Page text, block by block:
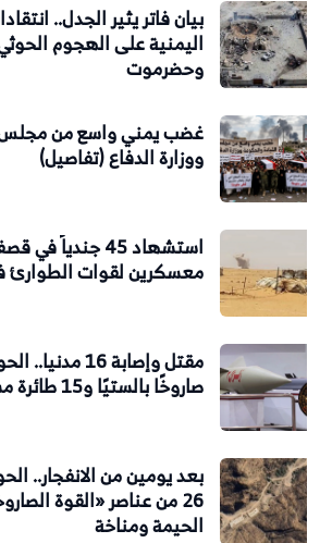
بيان فاتر يثير الجدل..
اليمنية على الهجوم
وحضرموت
غضب يمني واسع من مجلس
ووزارة الدفاع (تفاصيل)
استشهاد 45
معسكرين لقوات
صاروخًا بالستيًا و15 طائرة مسيرة على مأرب
بعد يومين من الانفجار..
26 من عناصر «القوة
الحيمة ومناخة